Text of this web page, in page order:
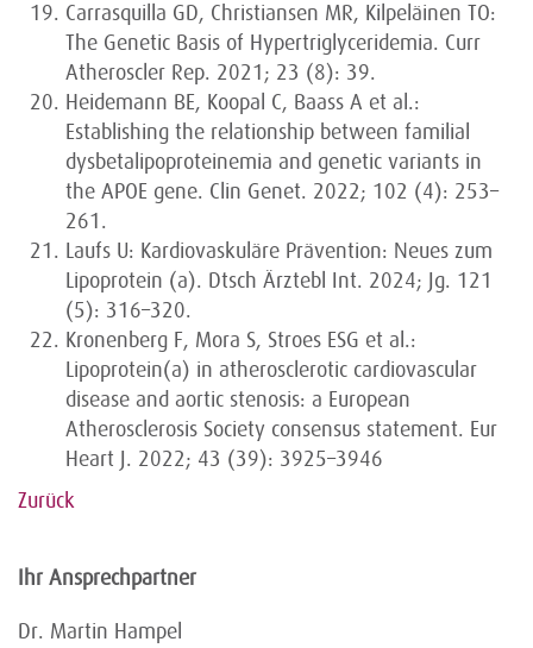
Carrasquilla GD, Christiansen MR, Kilpeläinen TO:
The Genetic Basis of Hypertriglyceridemia. Curr
Atheroscler Rep. 2021; 23 (8): 39.
Heidemann BE, Koopal C, Baass A et al.:
Establishing the relationship between familial
dysbetalipoproteinemia and genetic variants in
the APOE gene. Clin Genet. 2022; 102 (4): 253–
261.
Laufs U: Kardiovaskuläre Prävention: Neues zum
Lipoprotein (a). Dtsch Ärztebl Int. 2024; Jg. 121
(5): 316–320.
Kronenberg F, Mora S, Stroes ESG et al.:
Lipoprotein(a) in atherosclerotic cardiovascular
disease and aortic stenosis: a European
Atherosclerosis Society consensus statement. Eur
Heart J. 2022; 43 (39): 3925–3946
Zurück
Ihr Ansprechpartner
Dr. Martin Hampel